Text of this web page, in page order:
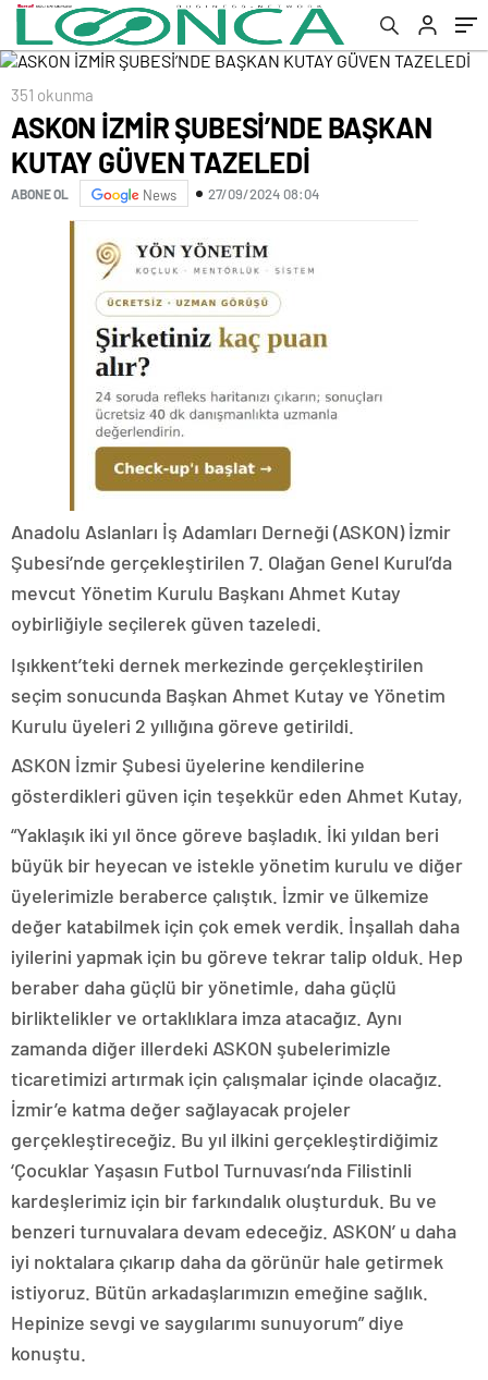
351 okunma
ASKON İZMİR ŞUBESİ’NDE BAŞKAN
KUTAY GÜVEN TAZELEDİ
ABONE OL News 27/09/2024 08:04
Anadolu Aslanları İş Adamları Derneği (ASKON) İzmir
Şubesi’nde gerçekleştirilen 7. Olağan Genel Kurul’da
mevcut Yönetim Kurulu Başkanı Ahmet Kutay
oybirliğiyle seçilerek güven tazeledi.
Işıkkent’teki dernek merkezinde gerçekleştirilen
seçim sonucunda Başkan Ahmet Kutay ve Yönetim
Kurulu üyeleri 2 yıllığına göreve getirildi.
ASKON İzmir Şubesi üyelerine kendilerine
gösterdikleri güven için teşekkür eden Ahmet Kutay,
“Yaklaşık iki yıl önce göreve başladık. İki yıldan beri
büyük bir heyecan ve istekle yönetim kurulu ve diğer
üyelerimizle beraberce çalıştık. İzmir ve ülkemize
değer katabilmek için çok emek verdik. İnşallah daha
iyilerini yapmak için bu göreve tekrar talip olduk. Hep
beraber daha güçlü bir yönetimle, daha güçlü
birliktelikler ve ortaklıklara imza atacağız. Aynı
zamanda diğer illerdeki ASKON şubelerimizle
ticaretimizi artırmak için çalışmalar içinde olacağız.
İzmir’e katma değer sağlayacak projeler
gerçekleştireceğiz. Bu yıl ilkini gerçekleştirdiğimiz
‘Çocuklar Yaşasın Futbol Turnuvası’nda Filistinli
kardeşlerimiz için bir farkındalık oluşturduk. Bu ve
benzeri turnuvalara devam edeceğiz. ASKON’ u daha
iyi noktalara çıkarıp daha da görünür hale getirmek
istiyoruz. Bütün arkadaşlarımızın emeğine sağlık.
Hepinize sevgi ve saygılarımı sunuyorum” diye
konuştu.